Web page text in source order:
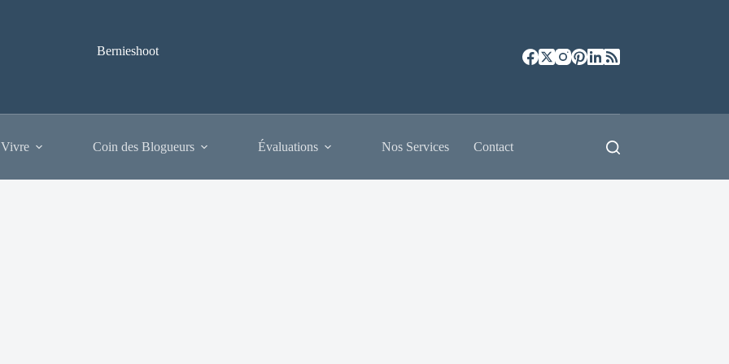
Bernieshoot
Coin des Blogueurs Évaluations Nos Services Contact